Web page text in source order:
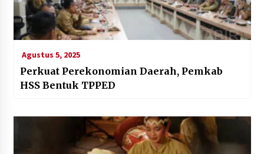
Agustus 5, 2025
Perkuat Perekonomian Daerah, Pemkab
HSS Bentuk TPPED